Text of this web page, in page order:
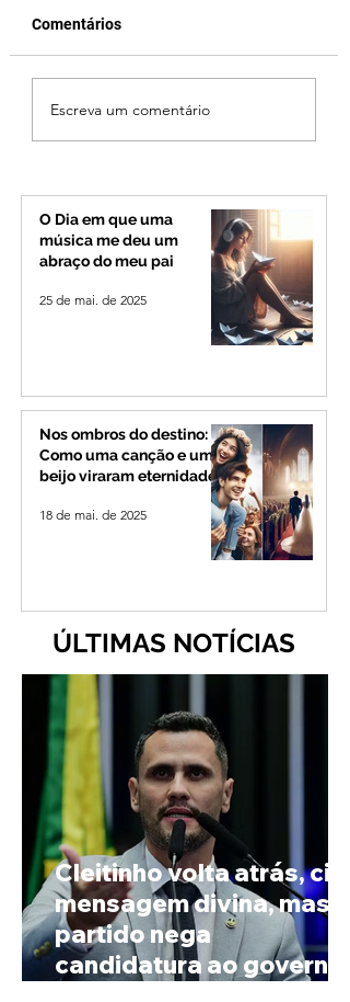
Operação especial
reforça segurança na
BR-365 e na
período de
peregrinação para
Romaria
Comentários
Escreva um comentário
O Dia em que uma
música me deu um
abraço do meu pai
25 de mai. de 2025
Nos ombros do destino:
Como uma canção e um
beijo viraram eternidade
18 de mai. de 2025
ÚLTIMAS NOTÍCIAS
Cleitinho volta atrás, cita
mensagem divina, mas
partido nega
candidatura ao governo